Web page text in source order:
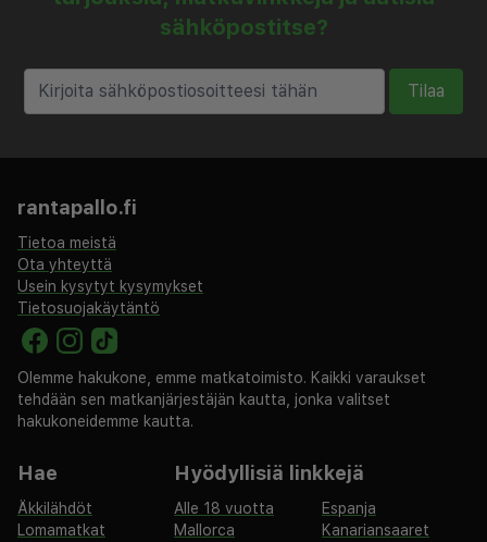
sähköpostitse?
Tilaa
rantapallo.fi
Tietoa meistä
Ota yhteyttä
Usein kysytyt kysymykset
Tietosuojakäytäntö
Olemme hakukone, emme matkatoimisto. Kaikki varaukset
tehdään sen matkanjärjestäjän kautta, jonka valitset
hakukoneidemme kautta.
Hae
Äkkilähdöt
Lomamatkat
Hyödyllisiä linkkejä
Alle 18 vuotta
Espanja
Mallorca
Kanariansaaret